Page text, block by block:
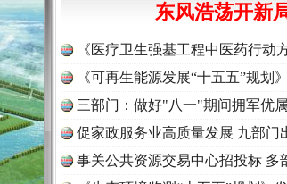
东风浩荡开新
《医疗卫生强基工程中医药行动
《可再生能源发展“十五五”规划
三部门：做好"八一"期间拥军优
促家政服务业高质量发展 九部门
事关公共资源交易中心招投标 多